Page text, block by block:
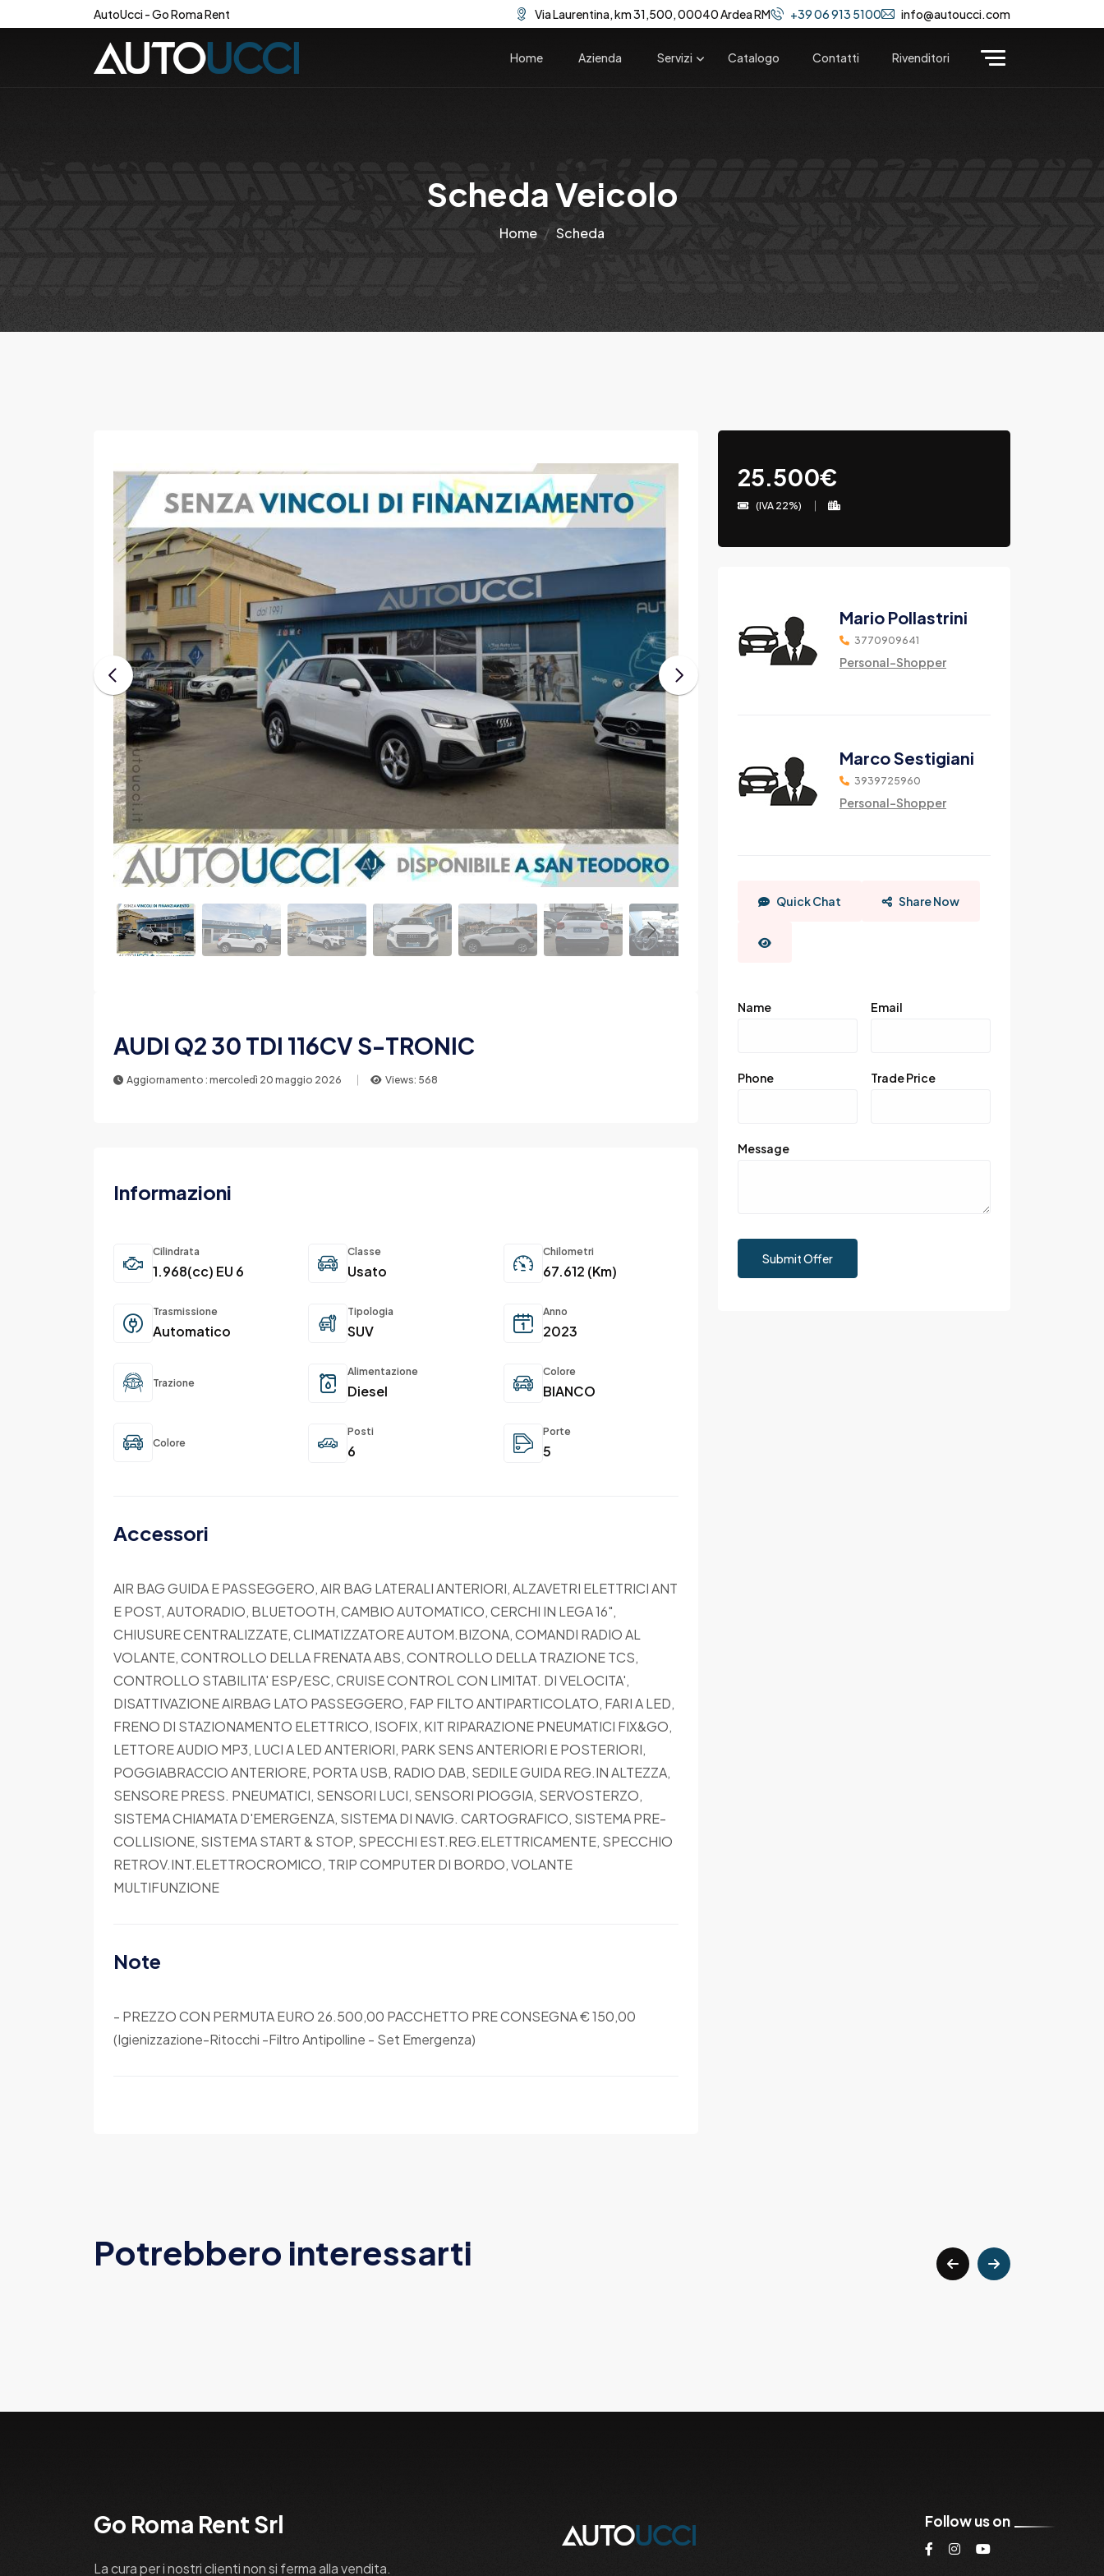
AutoUcci - Go Roma Rent Via Laurentina, km 31,500, 00040 Ardea RM +39 06 913 5100 info@autoucci.com
Home Azienda Servizi Catalogo Contatti Rivenditori
Scheda Veicolo
Home Scheda
AUDI Q2 30 TDI 116CV S-TRONIC
Aggiornamento : mercoledì 20 maggio 2026 Views: 568
Informazioni
Cilindrata
1.968(cc) EU 6
Classe
Usato
Chilometri
67.612 (Km)
Trasmissione
Automatico
Tipologia
SUV
Anno
2023
Trazione
Alimentazione
Diesel
Colore
BIANCO
Colore
Posti
6
Porte
5
Accessori
AIR BAG GUIDA E PASSEGGERO, AIR BAG LATERALI ANTERIORI, ALZAVETRI ELETTRICI ANT
E POST, AUTORADIO, BLUETOOTH, CAMBIO AUTOMATICO, CERCHI IN LEGA 16",
CHIUSURE CENTRALIZZATE, CLIMATIZZATORE AUTOM.BIZONA, COMANDI RADIO AL
VOLANTE, CONTROLLO DELLA FRENATA ABS, CONTROLLO DELLA TRAZIONE TCS,
CONTROLLO STABILITA' ESP/ESC, CRUISE CONTROL CON LIMITAT. DI VELOCITA',
DISATTIVAZIONE AIRBAG LATO PASSEGGERO, FAP FILTO ANTIPARTICOLATO, FARI A LED,
FRENO DI STAZIONAMENTO ELETTRICO, ISOFIX, KIT RIPARAZIONE PNEUMATICI FIX&GO,
LETTORE AUDIO MP3, LUCI A LED ANTERIORI, PARK SENS ANTERIORI E POSTERIORI,
POGGIABRACCIO ANTERIORE, PORTA USB, RADIO DAB, SEDILE GUIDA REG.IN ALTEZZA,
SENSORE PRESS. PNEUMATICI, SENSORI LUCI, SENSORI PIOGGIA, SERVOSTERZO,
SISTEMA CHIAMATA D'EMERGENZA, SISTEMA DI NAVIG. CARTOGRAFICO, SISTEMA PRE-
COLLISIONE, SISTEMA START & STOP, SPECCHI EST.REG.ELETTRICAMENTE, SPECCHIO
RETROV.INT.ELETTROCROMICO, TRIP COMPUTER DI BORDO, VOLANTE
MULTIFUNZIONE
Note
- PREZZO CON PERMUTA EURO 26.500,00 PACCHETTO PRE CONSEGNA € 150,00
(Igienizzazione-Ritocchi -Filtro Antipolline - Set Emergenza)
25.500€
(IVA 22%)
Mario Pollastrini
3770909641
Personal-Shopper
Marco Sestigiani
3939725960
Personal-Shopper
Quick Chat Share Now
Name Email
Phone Trade Price
Message
Submit Offer
Potrebbero interessarti
Go Roma Rent Srl
La cura per i nostri clienti non si ferma alla vendita.
Follow us on